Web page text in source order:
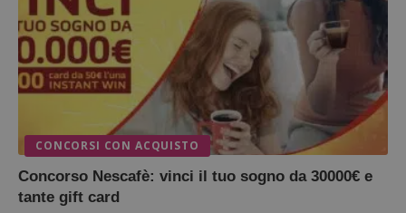
CONCORSI CON ACQUISTO
Concorso Nescafè: vinci il tuo sogno da 30000€ e
tante gift card